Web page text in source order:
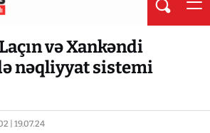
və Xankəndi
nəqliyyat sistemi
| 19.07.24